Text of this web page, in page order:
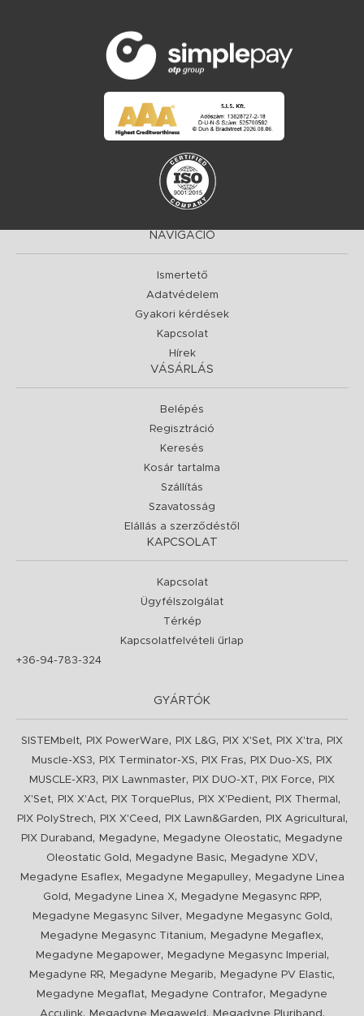
NAVIGÁCIÓ
Ismertető
Adatvédelem
Gyakori kérdések
Kapcsolat
Hírek
VÁSÁRLÁS
Belépés
Regisztráció
Keresés
Kosár tartalma
Szállítás
Szavatosság
Elállás a szerződéstől
KAPCSOLAT
Kapcsolat
Ügyfélszolgálat
Térkép
Kapcsolatfelvételi űrlap
+36-94-783-324
GYÁRTÓK
SISTEMbelt, PIX PowerWare, PIX L&G, PIX X'Set, PIX X'tra,
PIX
Muscle-XS3, PIX Terminator-XS, PIX Fras, PIX Duo-XS,
PIX
MUSCLE-XR3, PIX Lawnmaster, PIX DUO-XT, PIX Force,
PIX
X'Set, PIX X'Act, PIX TorquePlus, PIX X'Pedient, PIX Thermal ,
PIX PolyStrech, PIX X'Ceed , PIX Lawn&Garden, PIX Agricultural ,
PIX Duraband , Megadyne, Megadyne Oleostatic,
Megadyne
Oleostatic Gold , Megadyne Basic, Megadyne XDV,
Megadyne Esaflex, Megadyne Megapulley,
Megadyne Linea
Gold , Megadyne Linea X, Megadyne Megasync RPP,
Megadyne Megasync Silver, Megadyne Megasync Gold ,
Megadyne Megasync Titanium, Megadyne Megaflex,
Megadyne Megapower, Megadyne Megasync Imperial ,
Megadyne RR, Megadyne Megarib, Megadyne PV Elastic,
Megadyne Megaflat, Megadyne Contrafor,
Megadyne
, , ,